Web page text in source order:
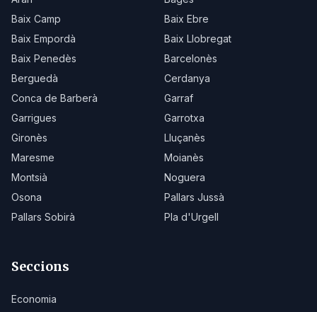
Baix Camp
Baix Ebre
Baix Empordà
Baix Llobregat
Baix Penedès
Barcelonès
Berguedà
Cerdanya
Conca de Barberà
Garraf
Garrigues
Garrotxa
Gironès
Lluçanès
Maresme
Moianès
Montsià
Noguera
Osona
Pallars Jussà
Pallars Sobirà
Pla d'Urgell
Seccions
Economia